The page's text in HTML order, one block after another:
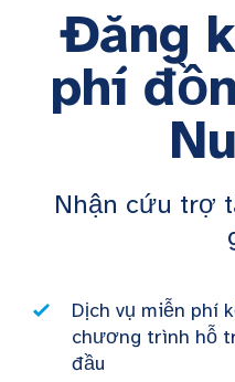
Đăng
phí
Nhận cứu trợ
Dịch vụ miễn phí
chương trình hỗ
đầu